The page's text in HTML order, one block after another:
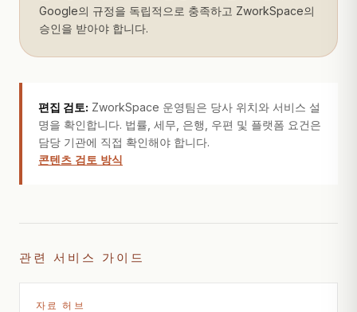
Google의 규정을 독립적으로 충족하고 ZworkSpace의
승인을 받아야 합니다.
편집 검토: ZworkSpace 운영팀은 당사 위치와 서비스 설
명을 확인합니다. 법률, 세무, 은행, 우편 및 플랫폼 요건은
담당 기관에 직접 확인해야 합니다.
콘텐츠 검토 방식
관련 서비스 가이드
자료 허브